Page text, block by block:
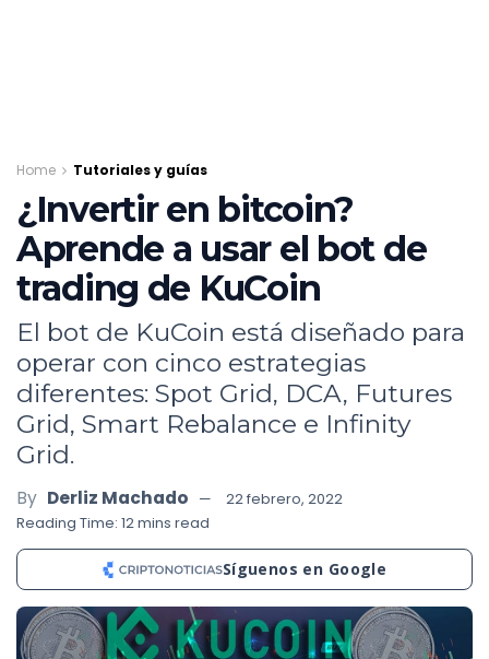
Home Tutoriales y guías
¿Invertir en bitcoin?
Aprende a usar el bot de
trading de KuCoin
El bot de KuCoin está diseñado para
operar con cinco estrategias
diferentes: Spot Grid, DCA, Futures
Grid, Smart Rebalance e Infinity
Grid.
By Derliz Machado
22 febrero, 2022
Reading Time: 12 mins read
Síguenos en Google